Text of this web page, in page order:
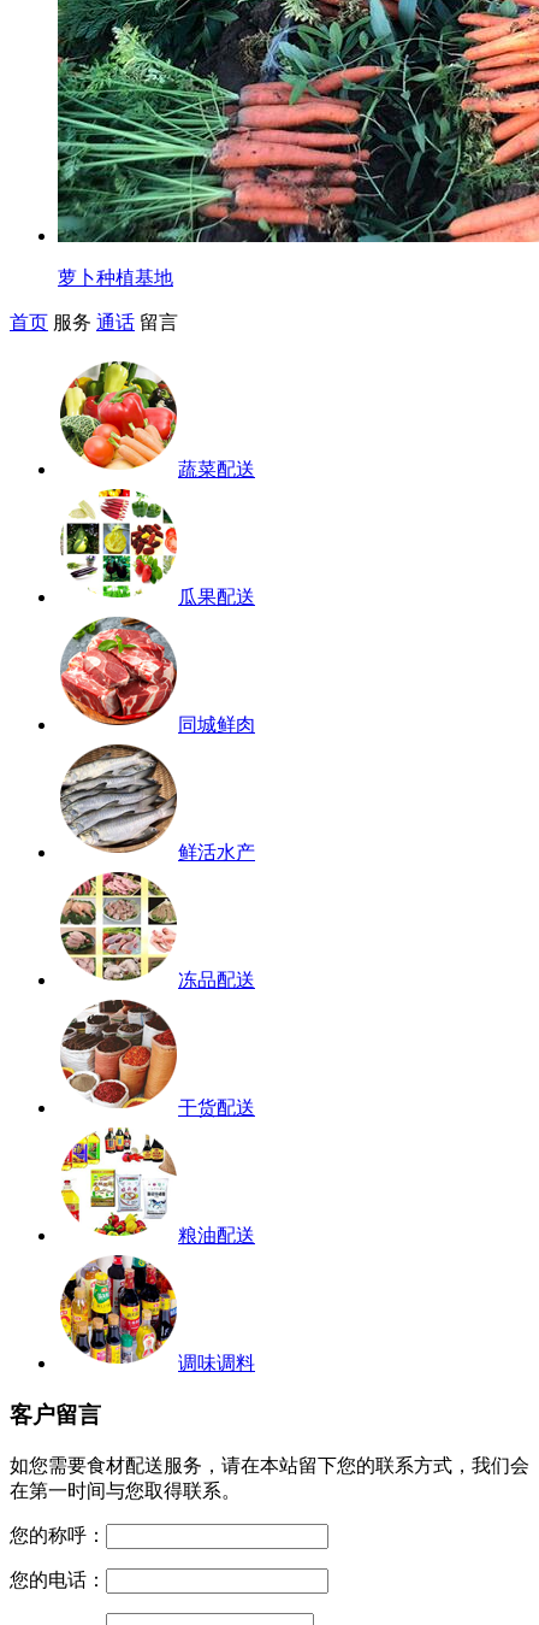
萝卜种植基地
首页 服务 通话 留言
蔬菜配送
瓜果配送
同城鲜肉
鲜活水产
冻品配送
干货配送
粮油配送
调味调料
客户留言
如您需要食材配送服务，请在本站留下您的联系方式，我们会
在第一时间与您取得联系。
您的称呼：
您的电话：